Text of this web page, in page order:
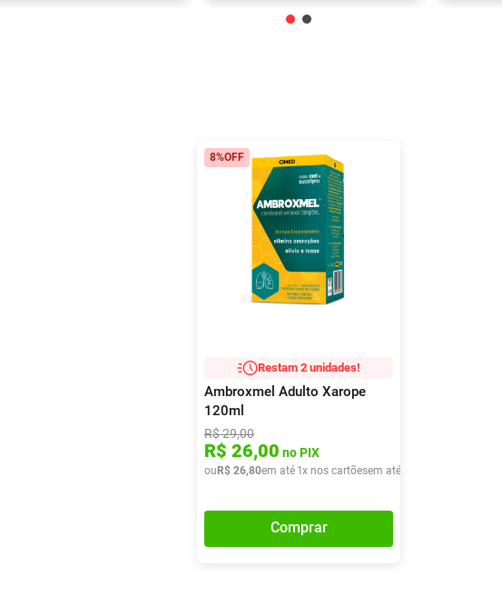
8%OFF
Restam 2 unidades!
Ambroxmel Adulto Xarope
120ml
R$29,00
R$ 26,00 no PIX
ou R$ 26,80em até 1x nos cartõesem até
Comprar